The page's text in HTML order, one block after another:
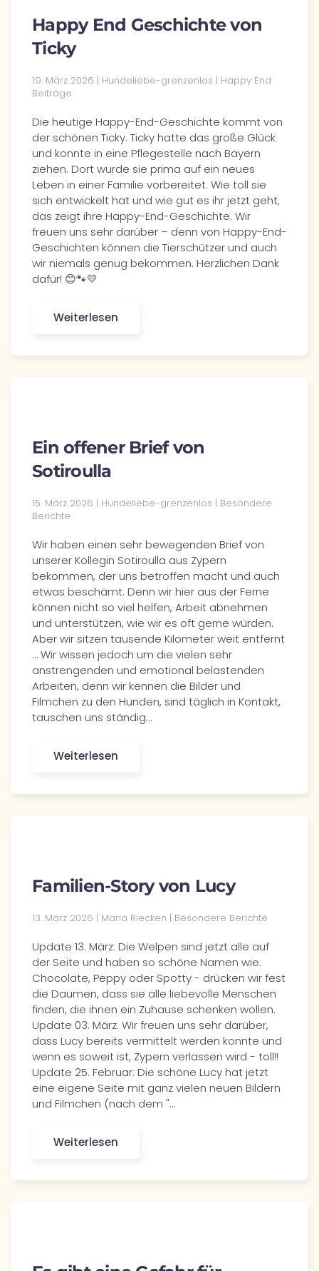
Happy End Geschichte von
Ticky
19. März 2026 | Hundeliebe-grenzenlos | Happy End
Beiträge
Die heutige Happy-End-Geschichte kommt von
der schönen Ticky. Ticky hatte das große Glück
und konnte in eine Pflegestelle nach Bayern
ziehen. Dort wurde sie prima auf ein neues
Leben in einer Familie vorbereitet. Wie toll sie
sich entwickelt hat und wie gut es ihr jetzt geht,
das zeigt ihre Happy-End-Geschichte. Wir
freuen uns sehr darüber – denn von Happy-End-
Geschichten können die Tierschützer und auch
wir niemals genug bekommen. Herzlichen Dank
dafür! 😊🐾💛
Weiterlesen
Ein offener Brief von
Sotiroulla
15. März 2026 | Hundeliebe-grenzenlos | Besondere
Berichte
Wir haben einen sehr bewegenden Brief von
unserer Kollegin Sotiroulla aus Zypern
bekommen, der uns betroffen macht und auch
etwas beschämt. Denn wir hier aus der Ferne
können nicht so viel helfen, Arbeit abnehmen
und unterstützen, wie wir es oft gerne würden.
Aber wir sitzen tausende Kilometer weit entfernt
… Wir wissen jedoch um die vielen sehr
anstrengenden und emotional belastenden
Arbeiten, denn wir kennen die Bilder und
Filmchen zu den Hunden, sind täglich in Kontakt,
tauschen uns ständig…
Weiterlesen
Familien-Story von Lucy
13. März 2026 | Maria Riecken | Besondere Berichte
Update 13. März: Die Welpen sind jetzt alle auf
der Seite und haben so schöne Namen wie:
Chocolate, Peppy oder Spotty - drücken wir fest
die Daumen, dass sie alle liebevolle Menschen
finden, die ihnen ein Zuhause schenken wollen.
Update 03. März: Wir freuen uns sehr darüber,
dass Lucy bereits vermittelt werden konnte und
wenn es soweit ist, Zypern verlassen wird - toll!!
Update 25. Februar: Die schöne Lucy hat jetzt
eine eigene Seite mit ganz vielen neuen Bildern
und Filmchen (nach dem "…
Weiterlesen